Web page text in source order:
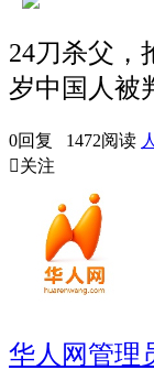
24刀杀父，
岁中国人被
0回复 1472阅读
关注
华人网管理